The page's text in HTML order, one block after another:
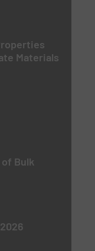
Materials
Bulk